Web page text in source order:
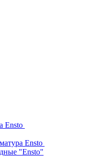
Ensto
Ensto
"Ensto"